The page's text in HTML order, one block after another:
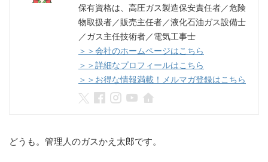
保有資格は、高圧ガス製造保安責任者／危険
物取扱者／販売主任者／液化石油ガス設備士
／ガス主任技術者／電気工事士
＞＞会社のホームページはこちら
＞＞詳細なプロフィールはこちら
＞＞お得な情報満載！メルマガ登録はこちら
どうも。管理人のガスかえ太郎です。